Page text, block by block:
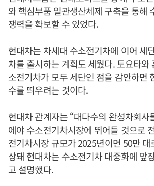
와 핵심부품 일관생산체제 구축을 통해
쟁력을 확보할 수 있었다.
현대차는 차세대 수소전기차에 이어 세
차를 출시하는 계획도 세웠다. 토요타와
소전기차가 모두 세단인 점을 감안하면
수를 띄우려는 것이다.
현대차 관계자는 “대다수의 완성차회사
에야 수소전기차시장에 뛰어들 것으로
전기차시장 규모가 2025년이면 50만 대
상돼 현대차는 수소전기차 대중화에 앞
고 설명했다.